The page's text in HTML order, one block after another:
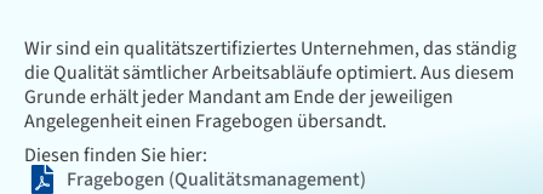
Wir sind ein qualitätszertifiziertes Unternehmen, das ständig
die Qualität sämtlicher Arbeitsabläufe optimiert. Aus diesem
Grunde erhält jeder Mandant am Ende der jeweiligen
Angelegenheit einen Fragebogen übersandt.
Diesen finden Sie hier:
Fragebogen (Qualitätsmanagement)